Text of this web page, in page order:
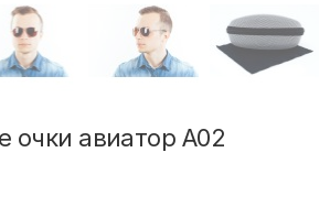
очки авиатор A02